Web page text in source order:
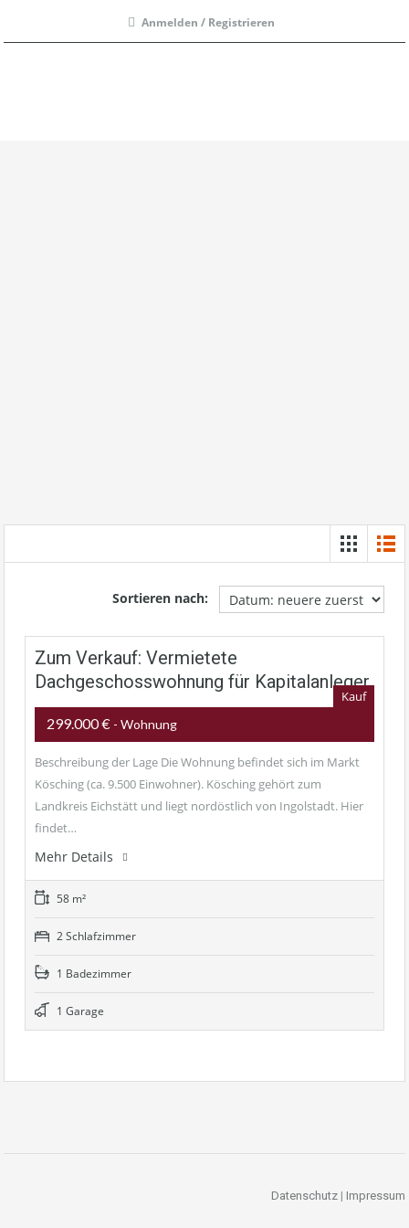
Anmelden / Registrieren
Sortieren nach:
Zum Verkauf: Vermietete
Dachgeschosswohnung für Kapitalanleger
Kauf
299.000 € - Wohnung
Beschreibung der Lage Die Wohnung befindet sich im Markt
Kösching (ca. 9.500 Einwohner). Kösching gehört zum
Landkreis Eichstätt und liegt nordöstlich von Ingolstadt. Hier
findet…
Mehr Details
58 m²
2 Schlafzimmer
1 Badezimmer
1 Garage
Datenschutz | Impressum